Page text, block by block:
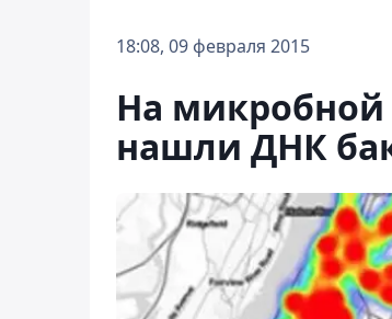
18:08, 09 февраля 2015
На микробной
нашли ДНК